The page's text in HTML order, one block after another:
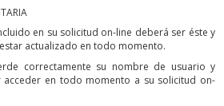
en su solicitud on-line deberá ser éste y
actualizado en todo momento.
correctamente su nombre de usuario y
en todo momento a su solicitud on-